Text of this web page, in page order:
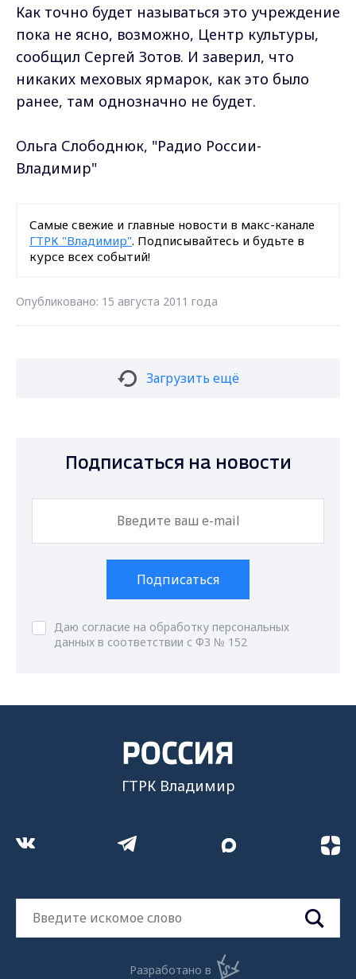
Как точно будет называться это учреждение
пока не ясно, возможно, Центр культуры,
сообщил Сергей Зотов. И заверил, что
никаких меховых ярмарок, как это было
ранее, там однозначно не будет.
Ольга Слободнюк, "Радио России-
Владимир"
Самые свежие и главные новости в макс-канале
ГТРК "Владимир". Подписывайтесь и будьте в
курсе всех событий!
Опубликовано: 15 августа 2011 года
Загрузить ещё
Подписаться на новости
Подписаться
Даю согласие на обработку персональных
данных в соответствии с ФЗ № 152
ГТРК Владимир
Разработано в